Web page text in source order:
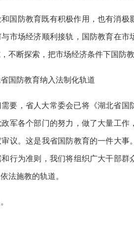
国防教育既有积极作用，也有消
市场经济顺利接轨，国防教育在
不断探索，把市场经济条件下国防
国防教育纳入法制化轨道
要，省人大常委会已将《湖北省
军各个部门的努力，做了大量工
议。这是我省国防教育的一件大
行为准则，我们将组织广大干部
法施教的轨道。